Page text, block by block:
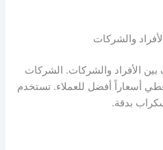
والشركات
الأفراد والشركات. الشركات
أسعاراً أفضل للعملاء. تستخدم
بدقة.